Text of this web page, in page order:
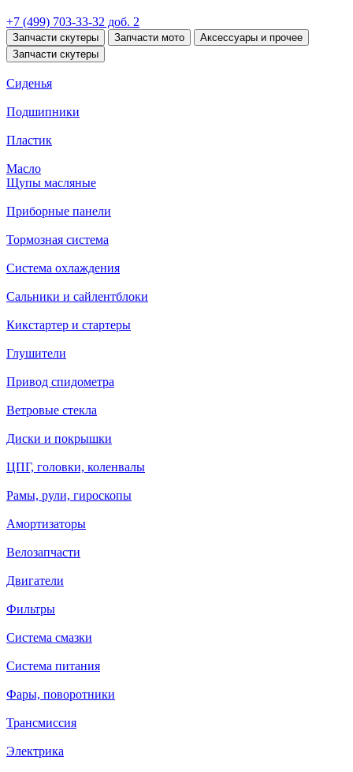
+7 (499) 703-33-32 доб. 2
Запчасти скутеры Запчасти мото
Аксессуары и прочее
Запчасти скутеры
Сиденья
Подшипники
Пластик
Масло
Щупы масляные
Приборные панели
Тормозная система
Система охлаждения
Сальники и сайлентблоки
Кикстартер и стартеры
Глушители
Привод спидометра
Ветровые стекла
Диски и покрышки
ЦПГ, головки, коленвалы
Рамы, рули, гироскопы
Амортизаторы
Велозапчасти
Двигатели
Фильтры
Система смазки
Система питания
Фары, поворотники
Трансмиссия
Электрика